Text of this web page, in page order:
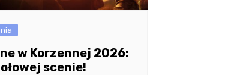
w Korzennej 2026:
scenie!